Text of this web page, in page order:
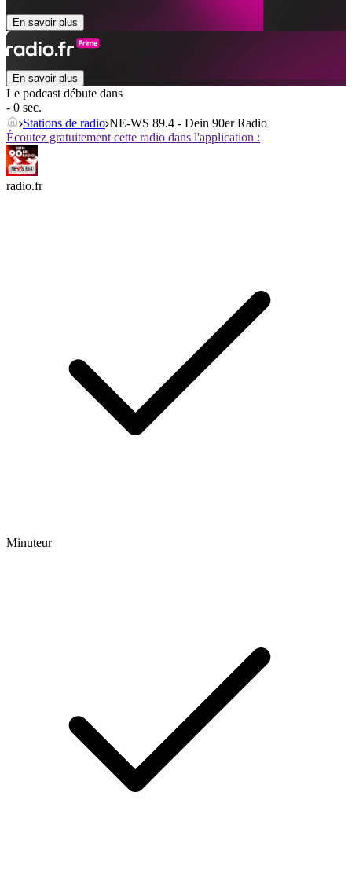
En savoir plus
En savoir plus
Le podcast débute dans
- 0 sec.
Stations de radio NE-WS 89.4 - Dein 90er Radio
Écoutez gratuitement cette radio dans l'application :
radio.fr
Minuteur